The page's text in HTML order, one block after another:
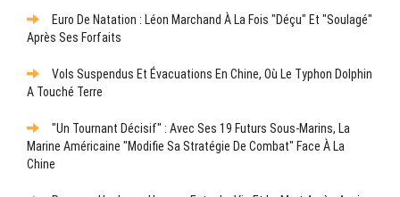
Euro De Natation : Léon Marchand À La Fois "déçu" Et "soulagé"
Après Ses Forfaits
Vols Suspendus Et Évacuations En Chine, Où Le Typhon Dolphin
A Touché Terre
"Un Tournant Décisif" : Avec Ses 19 Futurs Sous-Marins, La
Marine Américaine "modifie Sa Stratégie De Combat" Face À La
Chine